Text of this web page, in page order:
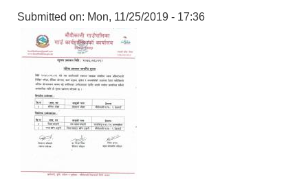
Submitted on: Mon, 11/25/2019 - 17:36